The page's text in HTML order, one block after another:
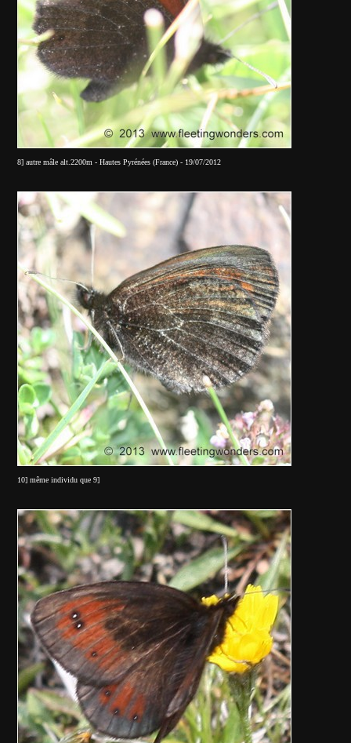
8] autre mâle alt.2200m - Hautes Pyrénées (France) - 19/07/2012
10] même individu que 9]